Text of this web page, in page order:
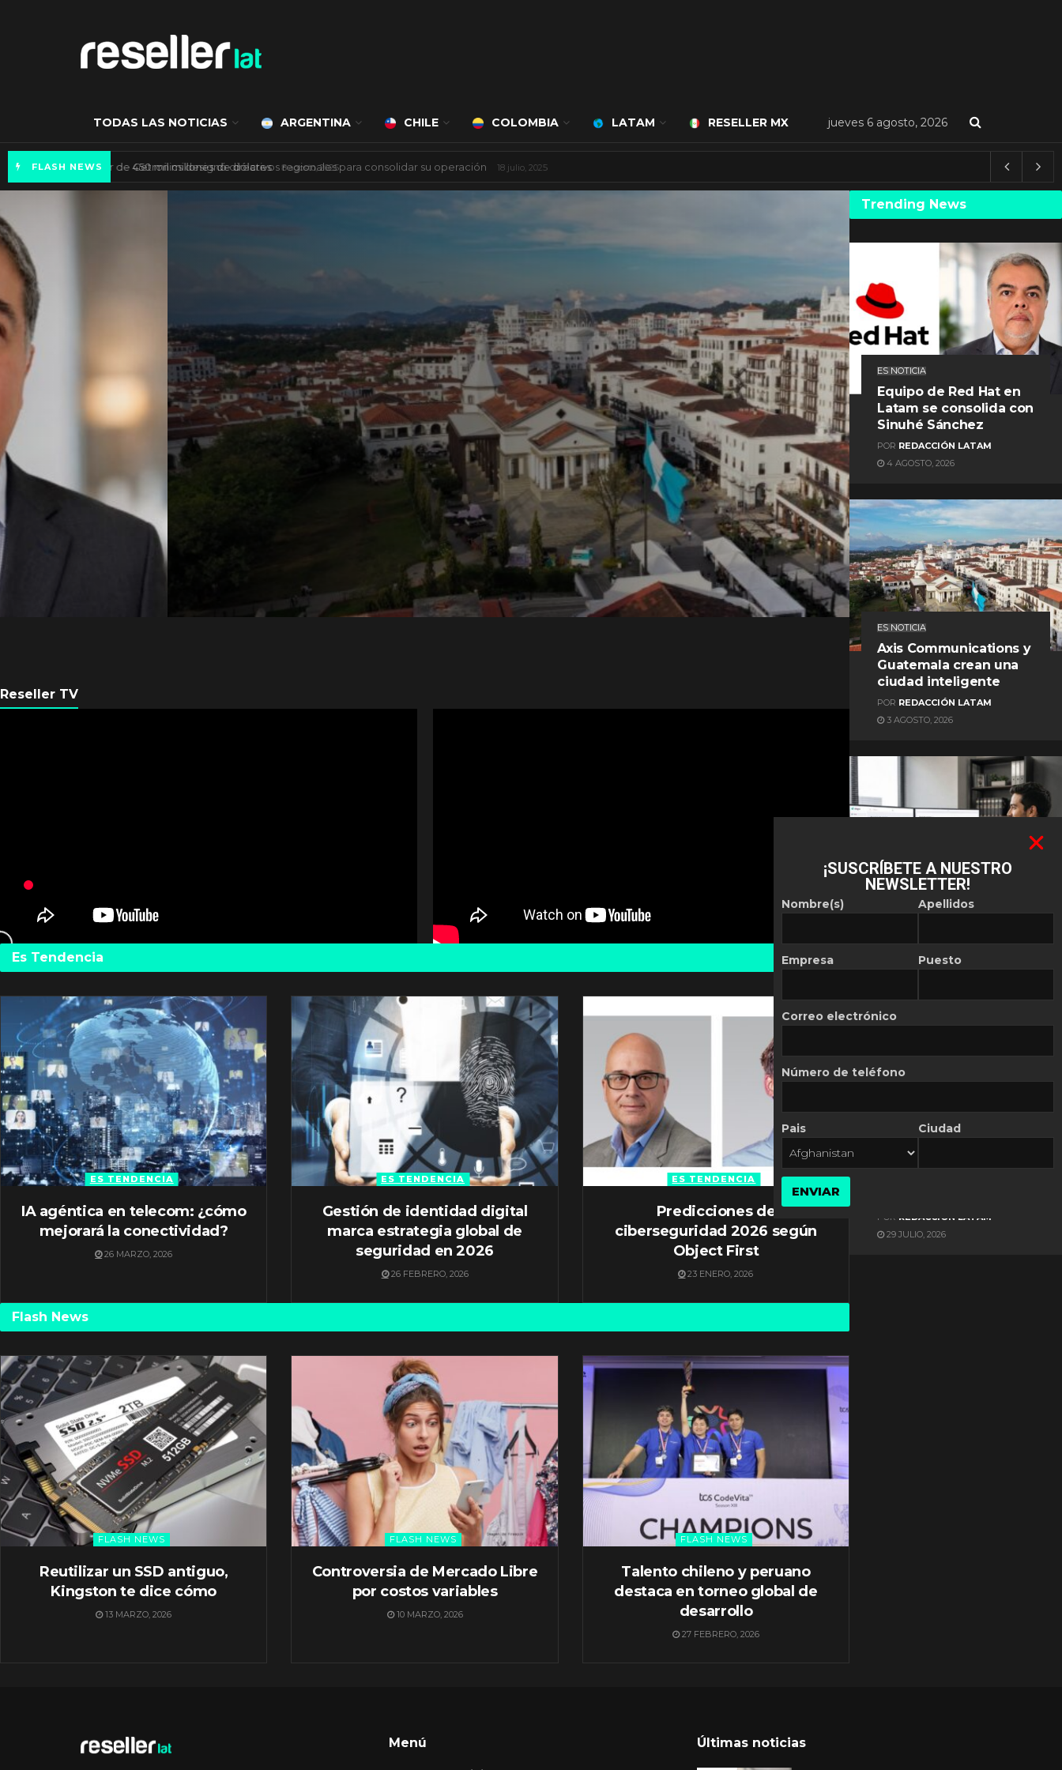
TODAS LAS NOTICIAS ARGENTINA CHILE COLOMBIA LATAM RESELLER MX jueves 6 agosto, 2026
FLASH NEWS Mercado de IA agéntica tiene un valor de 450 mil millones de dólares 8 agosto, 2025
ES NOTICIA
Axis Communications y
Guatemala crean una
ciudad inteligente
PORREDACCIÓN LATAM
Reseller TV
Es Tendencia
ES TENDENCIA
IA agéntica en telecom: ¿cómo
mejorará la conectividad?
26 MARZO, 2026
ES TENDENCIA
Gestión de identidad digital
marca estrategia global de
seguridad en 2026
26 FEBRERO, 2026
ES TENDENCIA
Predicciones de
ciberseguridad 2026 según
Object First
23 ENERO, 2026
Flash News
FLASH NEWS
Reutilizar un SSD antiguo,
Kingston te dice cómo
13 MARZO, 2026
FLASH NEWS
Controversia de Mercado Libre
por costos variables
10 MARZO, 2026
FLASH NEWS
Talento chileno y peruano
destaca en torneo global de
desarrollo
27 FEBRERO, 2026
Trending News
ES NOTICIA
Equipo de Red Hat en
Latam se consolida con
Sinuhé Sánchez
POR REDACCIÓN LATAM
4 AGOSTO, 2026
ES NOTICIA
Axis Communications y
Guatemala crean una
ciudad inteligente
POR REDACCIÓN LATAM
3 AGOSTO, 2026
ES NOTICIA
Automatización de las
REDACCIÓN LATAM
ES NOTICIA
POR REDACCIÓN LATAM
29 JULIO, 2026
Menú Últimas noticias
¡SUSCRÍBETE A NUESTRO
NEWSLETTER!
Nombre(s)
Empresa
Apellidos
Puesto
Correo electrónico
Número de teléfono
Pais Ciudad
ENVIAR